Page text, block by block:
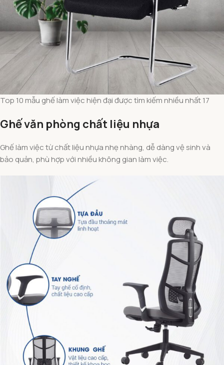
Top 10 mẫu ghế làm việc hiện đại được tìm kiếm nhiều nhất 17
Ghế văn phòng chất liệu nhựa
Ghế làm việc từ chất liệu nhựa nhẹ nhàng, dễ dàng vệ sinh và
bảo quản, phù hợp với nhiều không gian làm việc.